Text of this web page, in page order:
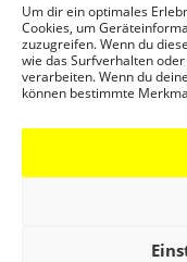
Um dir ein optimales
Cookies, um
zuzugreifen. Wenn du
wie das Surfverhalten
verarbeiten. Wenn du
können bestimmte
Ansprechpartner
SAMMLUNGEN